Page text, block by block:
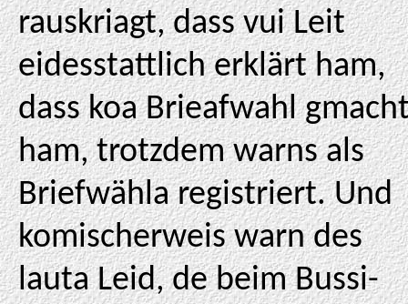
rauskriagt, dass vui Leit
eidesstattlich erklärt ham,
dass koa Brieafwahl
ham, trotzdem warns als
Briefwähla registriert. Und
komischerweis warn des
lauta Leid, de beim Bussi-